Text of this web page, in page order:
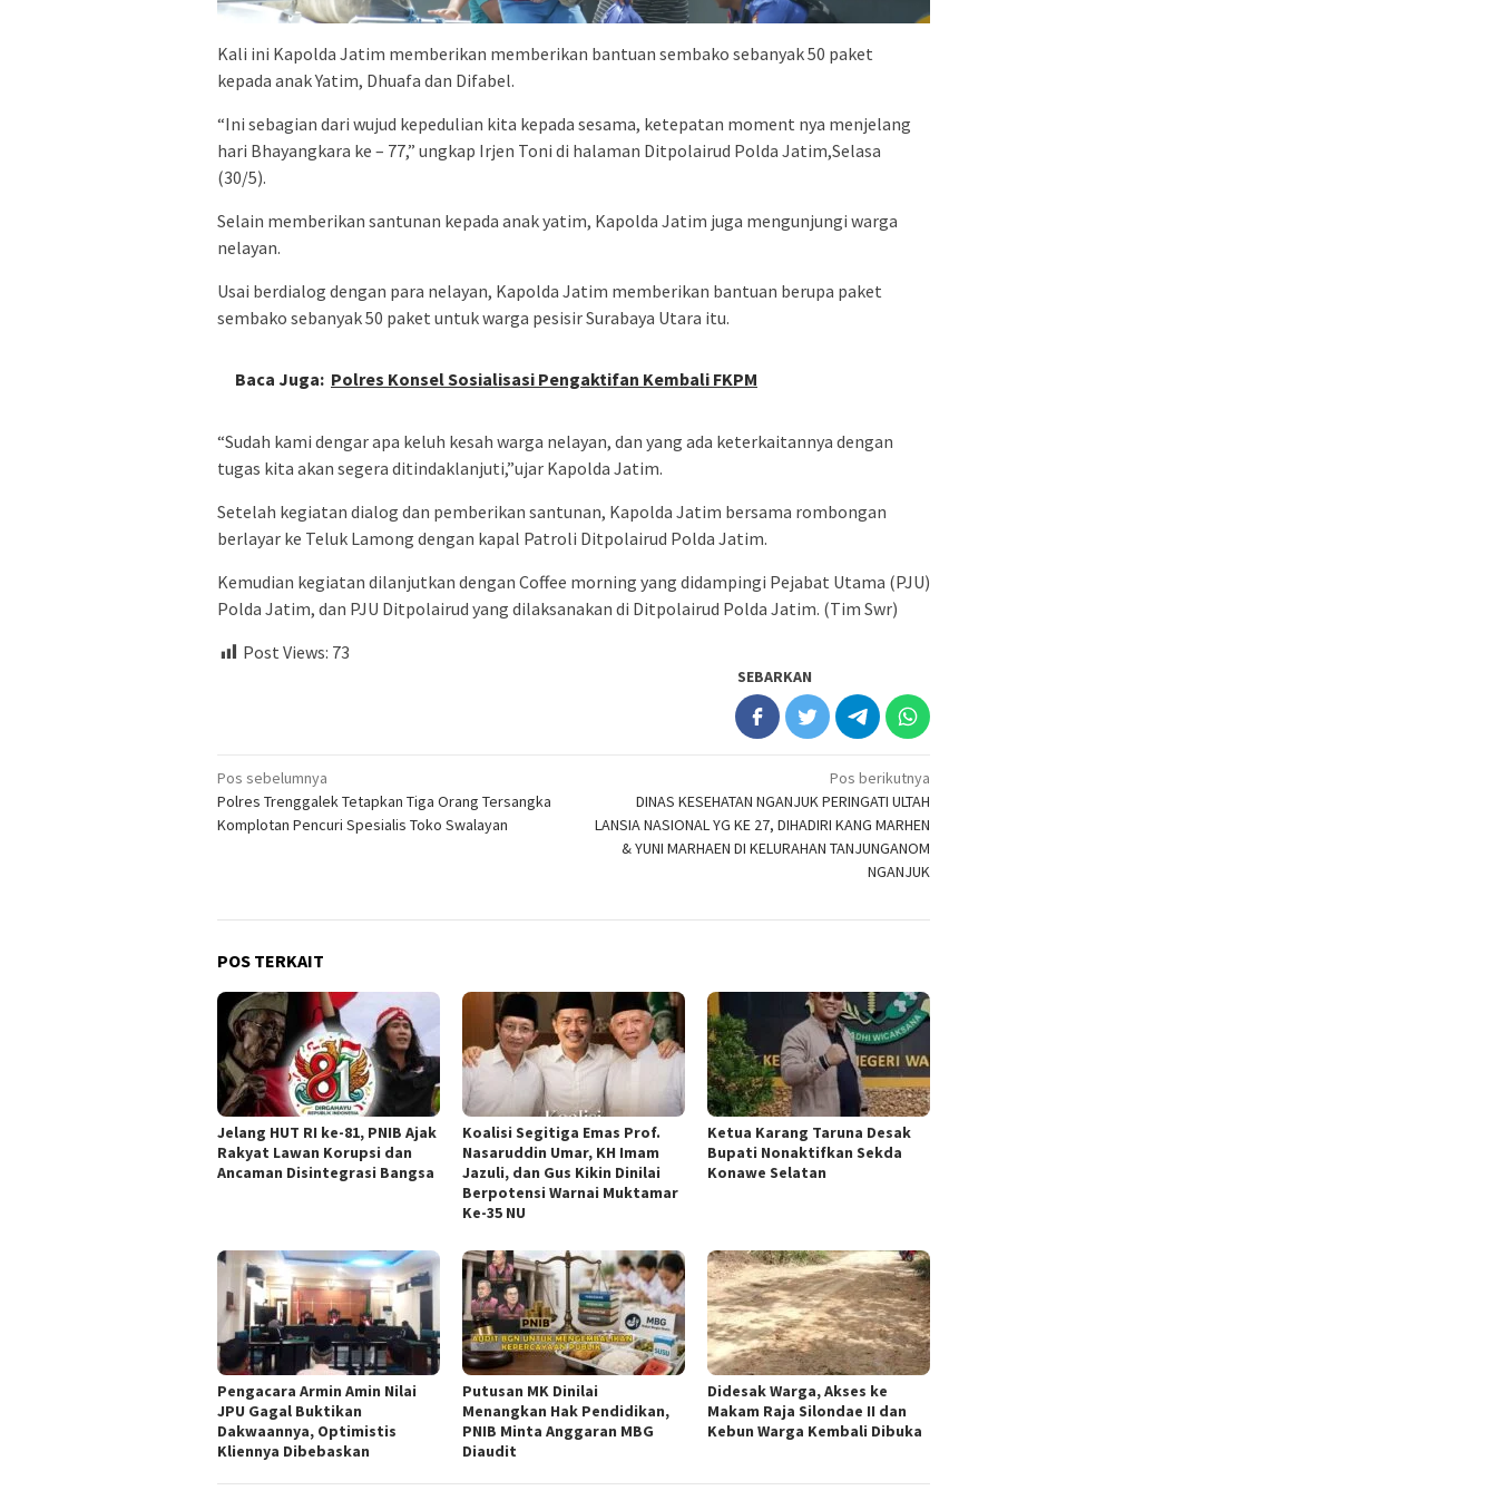
Kali ini Kapolda Jatim memberikan memberikan bantuan sembako sebanyak 50 paket
kepada anak Yatim, Dhuafa dan Difabel.
“Ini sebagian dari wujud kepedulian kita kepada sesama, ketepatan moment nya menjelang
hari Bhayangkara ke – 77,” ungkap Irjen Toni di halaman Ditpolairud Polda Jatim,Selasa
(30/5).
Selain memberikan santunan kepada anak yatim, Kapolda Jatim juga mengunjungi warga
nelayan.
Usai berdialog dengan para nelayan, Kapolda Jatim memberikan bantuan berupa paket
sembako sebanyak 50 paket untuk warga pesisir Surabaya Utara itu.
Baca Juga: Polres Konsel Sosialisasi Pengaktifan Kembali FKPM
“Sudah kami dengar apa keluh kesah warga nelayan, dan yang ada keterkaitannya dengan
tugas kita akan segera ditindaklanjuti,”ujar Kapolda Jatim.
Setelah kegiatan dialog dan pemberikan santunan, Kapolda Jatim bersama rombongan
berlayar ke Teluk Lamong dengan kapal Patroli Ditpolairud Polda Jatim.
Kemudian kegiatan dilanjutkan dengan Coffee morning yang didampingi Pejabat Utama (PJU)
Polda Jatim, dan PJU Ditpolairud yang dilaksanakan di Ditpolairud Polda Jatim. (Tim Swr)
Post Views: 73
SEBARKAN
Navigasi
pos
Pos sebelumnya
Polres Trenggalek Tetapkan Tiga Orang Tersangka
Komplotan Pencuri Spesialis Toko Swalayan
Pos berikutnya
DINAS KESEHATAN NGANJUK PERINGATI ULTAH
LANSIA NASIONAL YG KE 27, DIHADIRI KANG MARHEN
& YUNI MARHAEN DI KELURAHAN TANJUNGANOM
NGANJUK
POS TERKAIT
Jelang HUT RI ke-81, PNIB Ajak
Rakyat Lawan Korupsi dan
Ancaman Disintegrasi Bangsa
Koalisi Segitiga Emas Prof.
Nasaruddin Umar, KH Imam
Jazuli, dan Gus Kikin Dinilai
Berpotensi Warnai Muktamar
Ke-35 NU
Ketua ‎Karang Taruna Desak
Bupati Nonaktifkan Sekda
Konawe Selatan
‎Pengacara Armin Amin Nilai
JPU Gagal Buktikan
Dakwaannya, Optimistis
Kliennya Dibebaskan
Putusan MK Dinilai
Menangkan Hak Pendidikan,
PNIB Minta Anggaran MBG
Diaudit
Didesak Warga, Akses ke
Makam Raja Silondae II dan
Kebun Warga Kembali Dibuka